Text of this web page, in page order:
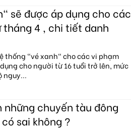
sẽ được áp dụng cho các
4 , chi tiết danh
thống "vé xanh" cho các vi phạm
cho người từ 16 tuổi trở lên, mức
nguy...
chuyến tàu đông
sai không ?